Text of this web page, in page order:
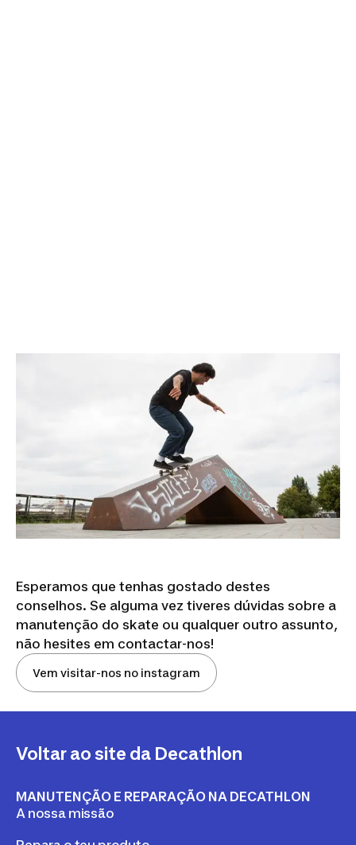
Esperamos que tenhas gostado destes
conselhos. Se alguma vez tiveres dúvidas sobre a
manutenção do skate ou qualquer outro assunto,
não hesites em contactar-nos!
Vem visitar-nos no instagram
Voltar ao site da Decathlon
MANUTENÇÃO E REPARAÇÃO NA DECATHLON
A nossa missão